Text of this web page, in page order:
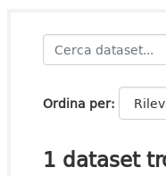
Ordina per
1 dataset